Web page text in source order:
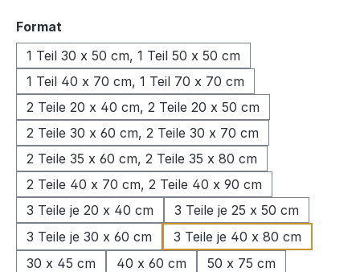
Format
1 Teil 30 x 50 cm, 1 Teil 50 x 50 cm
1 Teil 40 x 70 cm, 1 Teil 70 x 70 cm
2 Teile 20 x 40 cm, 2 Teile 20 x 50 cm
2 Teile 30 x 60 cm, 2 Teile 30 x 70 cm
2 Teile 35 x 60 cm, 2 Teile 35 x 80 cm
2 Teile 40 x 70 cm, 2 Teile 40 x 90 cm
3 Teile je 20 x 40 cm
3 Teile je 25 x 50 cm
3 Teile je 30 x 60 cm
3 Teile je 40 x 80 cm
30 x 45 cm
40 x 60 cm
50 x 75 cm